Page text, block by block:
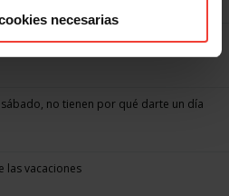
necesarias
la app de USO
no tienen por qué darte un día
las vacaciones